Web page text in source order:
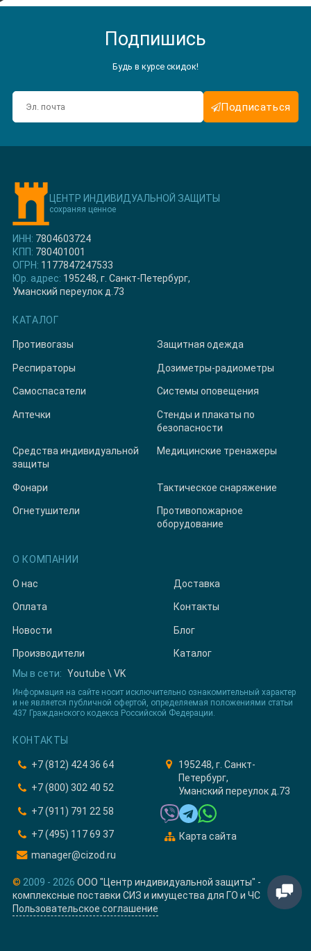
Подпишись
Будь в курсе скидок!
Подписаться
ЦЕНТР ИНДИВИДУАЛЬНОЙ ЗАЩИТЫ
сохраняя ценное
ИНН: 7804603724
КПП: 780401001
ОГРН: 1177847247533
Юр. адрес: 195248, г. Санкт-Петербург,
Уманский переулок д.73
КАТАЛОГ
Противогазы Защитная одежда
Респираторы Дозиметры-радиометры
Самоспасатели Системы оповещения
Аптечки
Стенды и плакаты по
безопасности
Средства индивидуальной
защиты
Медицинские тренажеры
Фонари Тактическое снаряжение
Огнетушители
Противопожарное
оборудование
О КОМПАНИИ
О нас Доставка
Оплата Контакты
Новости Блог
Производители
Каталог
Мы в сети: Youtube \ VK
Информация на сайте носит исключительно ознакомительный характер
и не является публичной офертой, определяемая положениями статьи
437 Гражданского кодекса Российской Федерации.
КОНТАКТЫ
+7 (812) 424 36 64
+7 (800) 302 40 52
+7 (911) 791 22 58
+7 (495) 117 69 37
manager@cizod.ru
195248, г. Санкт-
Петербург,
Уманский переулок д.73
Карта сайта
© 2009 - 2026 ООО "Центр индивидуальной защиты" -
комплексные поставки СИЗ и имущества для ГО и ЧС
Пользовательское соглашение